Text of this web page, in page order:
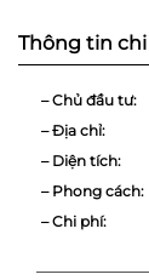
Thông tin
– Chủ đầu tư:
– Địa chỉ:
– Diện tích:
– Phong cách:
– Chi phí: